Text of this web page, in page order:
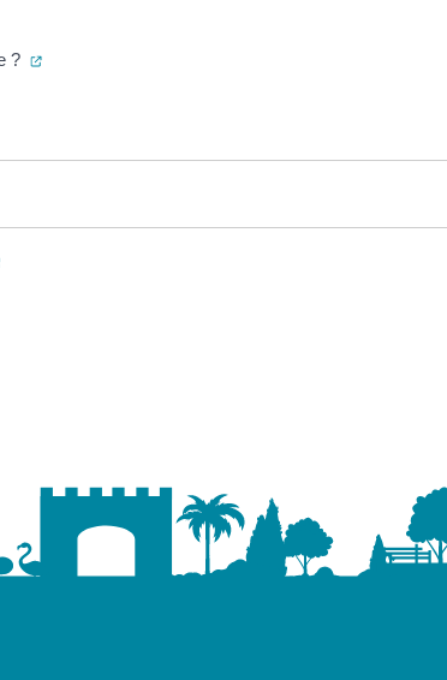
? (ouverture dans un nouvel onglet)
dans un nouvel onglet)
dans un nouvel onglet)
un nouvel onglet)